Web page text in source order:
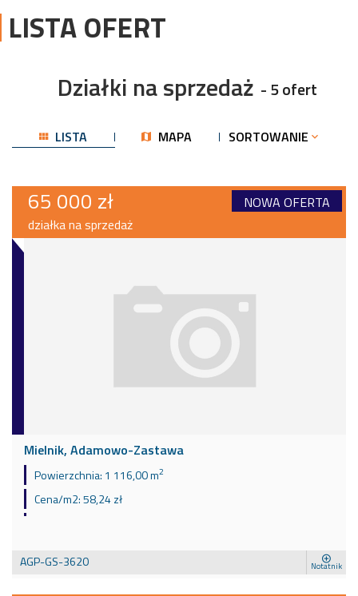
LISTA OFERT
Działki na sprzedaż - 5 ofert
LISTA MAPA SORTOWANIE
65 000 zł
NOWA OFERTA
działka na sprzedaż
Mielnik, Adamowo-Zastawa
Powierzchnia: 1 116,00 m2
Cena/m2:58,24 zł
AGP-GS-3620 Notatnik